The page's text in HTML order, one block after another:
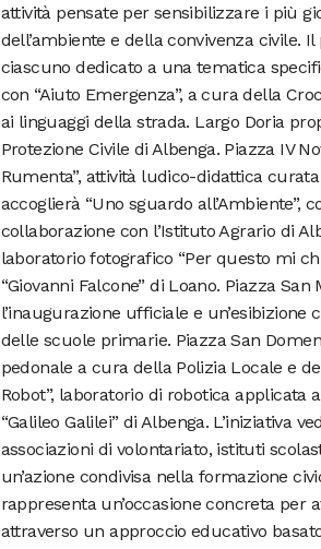
attività pensate per sensibilizzare i più
dell’ambiente e della convivenza civile.
ciascuno dedicato a una tematica
con “Aiuto Emergenza”, a cura della
ai linguaggi della strada. Largo Doria
Protezione Civile di Albenga. Piazza IV
Rumenta”, attività ludico-didattica
accoglierà “Uno sguardo all’Ambiente”,
collaborazione con l’Istituto Agrario di
laboratorio fotografico “Per questo mi
“Giovanni Falcone” di Loano. Piazza
l’inaugurazione ufficiale e
delle scuole primarie. Piazza San
pedonale a cura della Polizia Locale e
Robot”, laboratorio di robotica
“Galileo Galilei” di Albenga. L’iniziativa
associazioni di volontariato, istituti
un’azione condivisa nella formazione
rappresenta un’occasione concreta per
attraverso un approccio educativo